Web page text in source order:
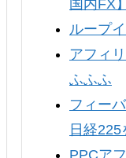
国内FX】
ループ
アフィ
ふふふ
フィー
日経225
PPCア